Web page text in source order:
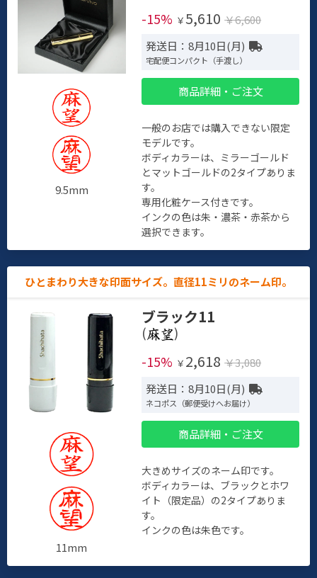
9.5mm
-15% ￥ 5,610 ￥6,600
発送日：8月10日(月)
宅配便コンパクト（手渡し）
商品詳細・ご注文
一般のお店では購入できない限定
モデルです。
ボディカラーは、ミラーゴールド
とマットゴールドの2タイプありま
す。
専用化粧ケース付きです。
インクの色は朱・濃茶・赤茶から
選択できます。
ひとまわり大きな印面サイズ。直径11ミリのネーム印。
11mm
ブラック11
(
)
-15% ￥ 2,618 ￥3,080
発送日：8月10日(月)
ネコポス（郵便受けへお届け）
商品詳細・ご注文
大きめサイズのネーム印です。
ボディカラーは、ブラックとホワ
イト（限定品）の2タイプありま
す。
インクの色は朱色です。